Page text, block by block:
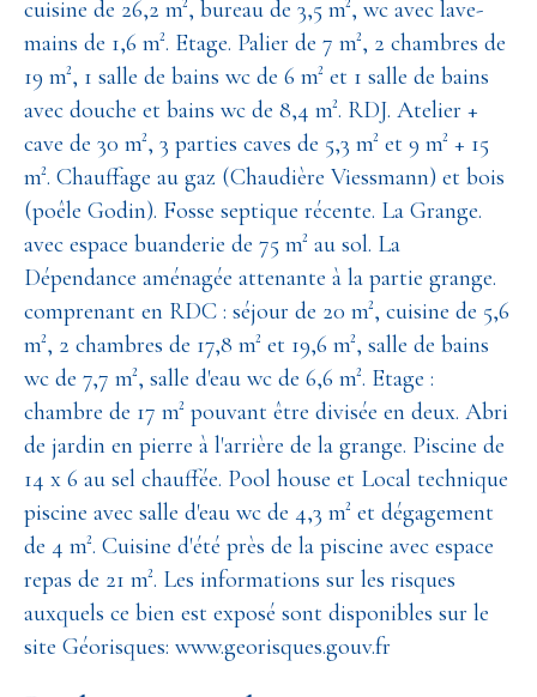
cuisine de 26,2 m², bureau de 3,5 m², wc avec lave-
mains de 1,6 m². Etage. Palier de 7 m², 2 chambres de
19 m², 1 salle de bains wc de 6 m² et 1 salle de bains
avec douche et bains wc de 8,4 m². RDJ. Atelier +
cave de 30 m², 3 parties caves de 5,3 m² et 9 m² + 15
m². Chauffage au gaz (Chaudière Viessmann) et bois
(poêle Godin). Fosse septique récente. La Grange.
avec espace buanderie de 75 m² au sol. La
Dépendance aménagée attenante à la partie grange.
comprenant en RDC : séjour de 20 m², cuisine de 5,6
m², 2 chambres de 17,8 m² et 19,6 m², salle de bains
wc de 7,7 m², salle d'eau wc de 6,6 m². Etage :
chambre de 17 m² pouvant être divisée en deux. Abri
de jardin en pierre à l'arrière de la grange. Piscine de
14 x 6 au sel chauffée. Pool house et Local technique
piscine avec salle d'eau wc de 4,3 m² et dégagement
de 4 m². Cuisine d'été près de la piscine avec espace
repas de 21 m². Les informations sur les risques
auxquels ce bien est exposé sont disponibles sur le
site Géorisques: www.georisques.gouv.fr